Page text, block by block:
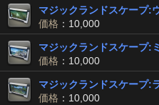
マジックランドスケープ:
価格 ：10,000
マジックランドスケープ:
価格 ：10,000
マジックランドスケープ:
価格 ：10,000